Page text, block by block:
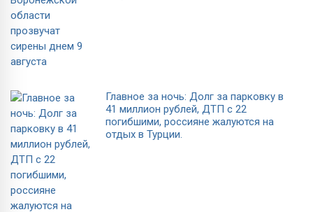
Главное за ночь: Долг за парковку в
41 миллион рублей, ДТП с 22
погибшими, россияне жалуются на
отдых в Турции.